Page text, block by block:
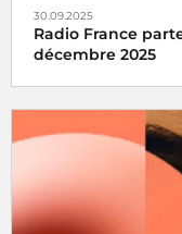
30.09.2025
Radio France
décembre 2025
Partenaire
chaque année aux